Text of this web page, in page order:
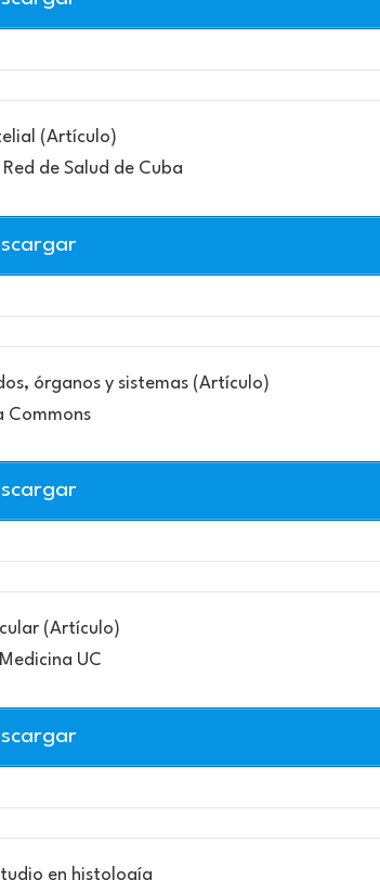
(Artículo)
de Salud de Cuba
órganos y sistemas (Artículo)
Commons
(Artículo)
UC
en histología